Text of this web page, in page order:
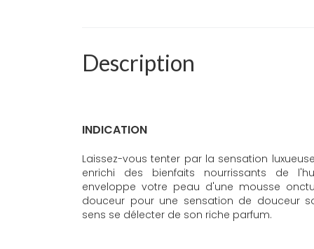
Description
INDICATION
Laissez-vous tenter par la sensation
enrichi des bienfaits nourrissants de
enveloppe votre peau d'une mousse
douceur pour une sensation de douceur
sens se délecter de son riche parfum.